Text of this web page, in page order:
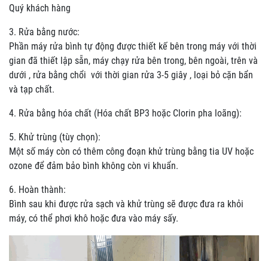
Quý khách hàng
3. Rửa bằng nước:
Phần máy rửa bình tự động được thiết kế bên trong máy với thời
gian đã thiết lập sẵn, máy chạy rửa bên trong, bên ngoài, trên và
dưới , rửa bằng chổi với thời gian rửa 3-5 giây , loại bỏ cặn bẩn
và tạp chất.
4. Rửa bằng hóa chất (Hóa chất BP3 hoặc Clorin pha loãng):
5. Khử trùng (tùy chọn):
Một số máy còn có thêm công đoạn khử trùng bằng tia UV hoặc
ozone để đảm bảo bình không còn vi khuẩn.
6. Hoàn thành:
Bình sau khi được rửa sạch và khử trùng sẽ được đưa ra khỏi
máy, có thể phơi khô hoặc đưa vào máy sấy.